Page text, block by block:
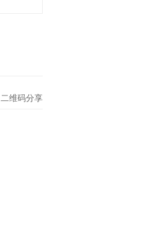
二维码分享